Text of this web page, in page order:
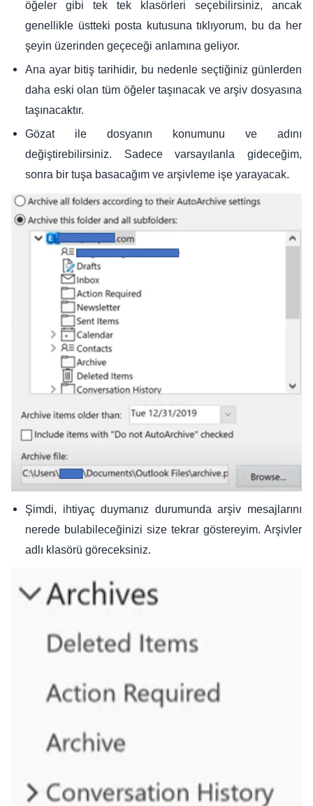
öğeler gibi tek tek klasörleri seçebilirsiniz, ancak
genellikle üstteki posta kutusuna tıklıyorum, bu da her
şeyin üzerinden geçeceği anlamına geliyor.
Ana ayar bitiş tarihidir, bu nedenle seçtiğiniz günlerden
daha eski olan tüm öğeler taşınacak ve arşiv dosyasına
taşınacaktır.
Gözat ile dosyanın konumunu ve adını
değiştirebilirsiniz. Sadece varsayılanla gideceğim,
sonra bir tuşa basacağım ve arşivleme işe yarayacak.
Şimdi, ihtiyaç duymanız durumunda arşiv mesajlarını
nerede bulabileceğinizi size tekrar göstereyim. Arşivler
adlı klasörü göreceksiniz.